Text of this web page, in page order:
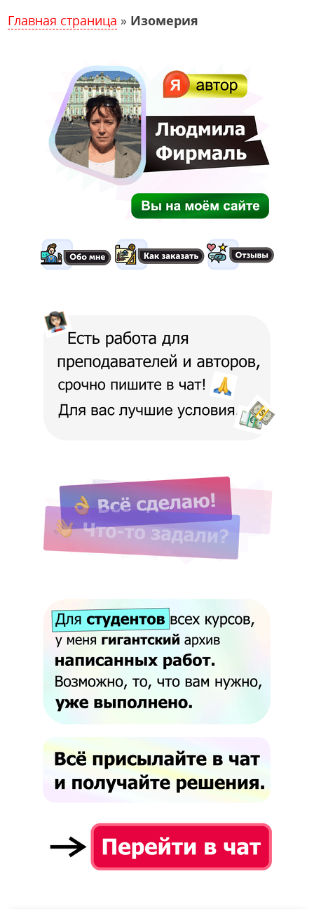
Главная страница » Изомерия